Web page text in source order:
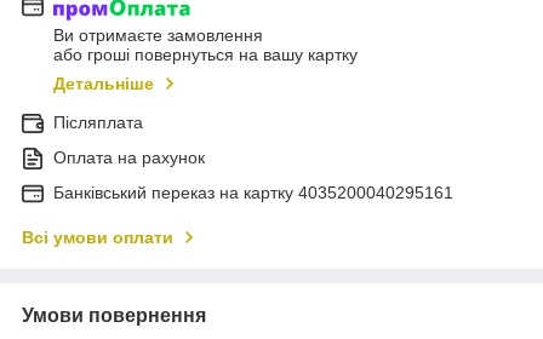
Ви отримаєте замовлення
або гроші повернуться на вашу картку
Детальніше
Післяплата
Оплата на рахунок
Банківський переказ на картку 4035200040295161
Всі умови оплати
Умови повернення